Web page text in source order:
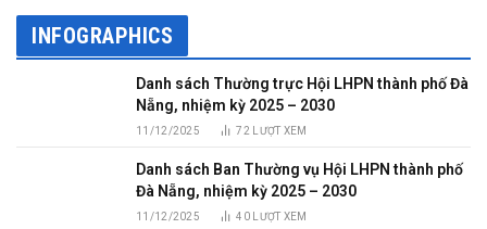
INFOGRAPHICS
Danh sách Thường trực Hội LHPN thành phố Đà
Nẵng, nhiệm kỳ 2025 – 2030
11/12/2025 72 LƯỢT XEM
Danh sách Ban Thường vụ Hội LHPN thành phố
Đà Nẵng, nhiệm kỳ 2025 – 2030
11/12/2025 40 LƯỢT XEM